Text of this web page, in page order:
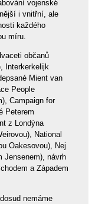
vojenské
i vnitřní, ale
každého
míru.
občanů
Interkerkelijk
Mient van
People
Campaign for
Peterem
z Londýna
National
Oakesovou), Nej
Jensenem), návrh
a Západem
nemáme